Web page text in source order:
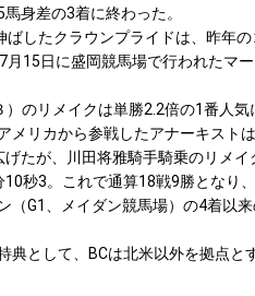
身差の3着に終わった。
したクラウンプライドは、昨年
15日に盛岡競馬場で行われたマ
のリメイクは単勝2.2倍の1番人
リカから参戦したアナーキスト
たが、川田将雅騎手騎乗のリメ
秒3。これで通算18戦9勝となり
（G1、メイダン競馬場）の4着以来
として、BCは北米以外を拠点と